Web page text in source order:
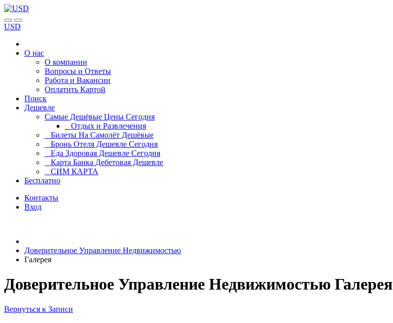
USD
О нас
О компании
Вопросы и Ответы
Работа и Вакансии
Оплатить Картой
Поиск
Дешевле
Самые Дешёвые Цены Сегодня
Отдых и Развлечения
Билеты На Самолёт Дешёвые
Бронь Отеля Дешевле Сегодня
Еда Здоровая Дешевле Сегодня
Карта Банка Дебетовая Дешевле
СИМ КАРТА
Бесплатно
Контакты
Вход
Доверительное Управление Недвижимостью
Галерея
Доверительное Управление Недвижимостью Галерея
Вернуться к Записи